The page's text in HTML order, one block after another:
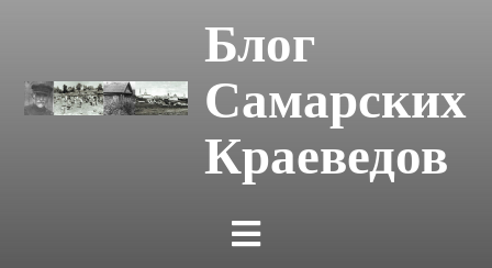
Блог
Самарских
Краеведов